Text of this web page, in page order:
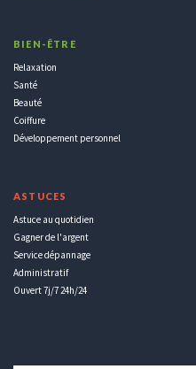
BIEN-ÊTRE
Relaxation
Santé
Beauté
Coiffure
Développement personnel
ASTUCES
Astuce au quotidien
Gagner de l'argent
Service dépannage
Administratif
Ouvert 7j/7 24h/24